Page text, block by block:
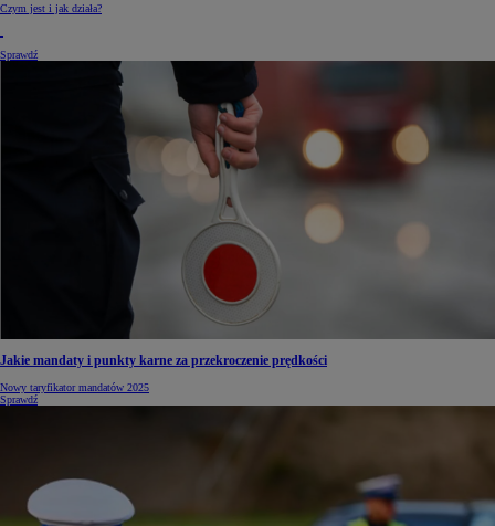
Czym jest i jak działa?
Sprawdź
Jakie mandaty i punkty karne za przekroczenie prędkości
Nowy taryfikator mandatów 2025
Sprawdź